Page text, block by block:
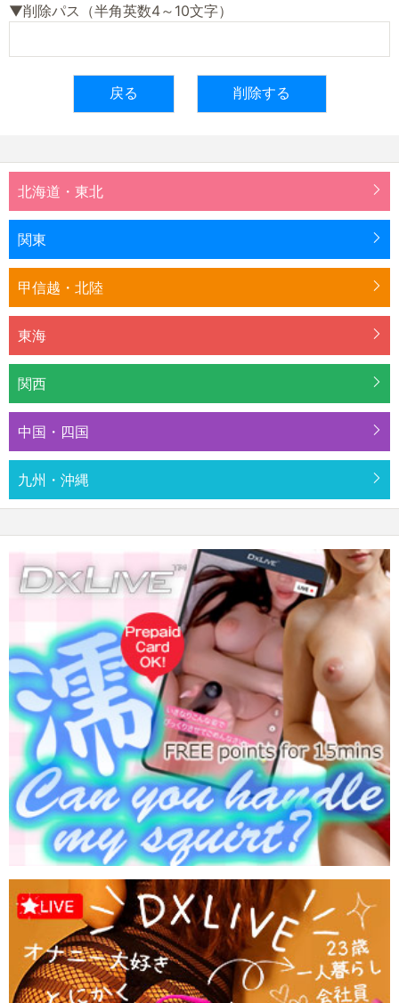
▼削除パス（半角英数4～10文字）
北海道・東北
関東
甲信越・北陸
東海
関西
中国・四国
九州・沖縄